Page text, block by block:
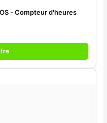
- Compteur d'heures